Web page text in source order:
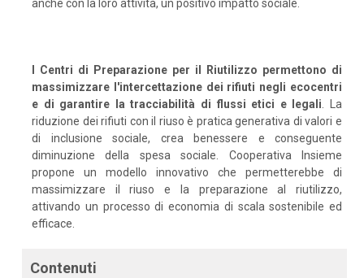
anche con la loro attività, un positivo impatto sociale.
I Centri di Preparazione per il Riutilizzo permettono di
massimizzare l'intercettazione dei rifiuti negli ecocentri
e di garantire la tracciabilità di flussi etici e legali. La
riduzione dei rifiuti con il riuso è pratica generativa di valori e
di inclusione sociale, crea benessere e conseguente
diminuzione della spesa sociale. Cooperativa Insieme
propone un modello innovativo che permetterebbe di
massimizzare il riuso e la preparazione al riutilizzo,
attivando un processo di economia di scala sostenibile ed
efficace.
Contenuti